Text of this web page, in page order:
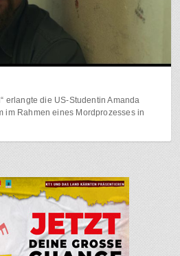
erlangte die US-Studentin Amanda
im Rahmen eines Mordprozesses in